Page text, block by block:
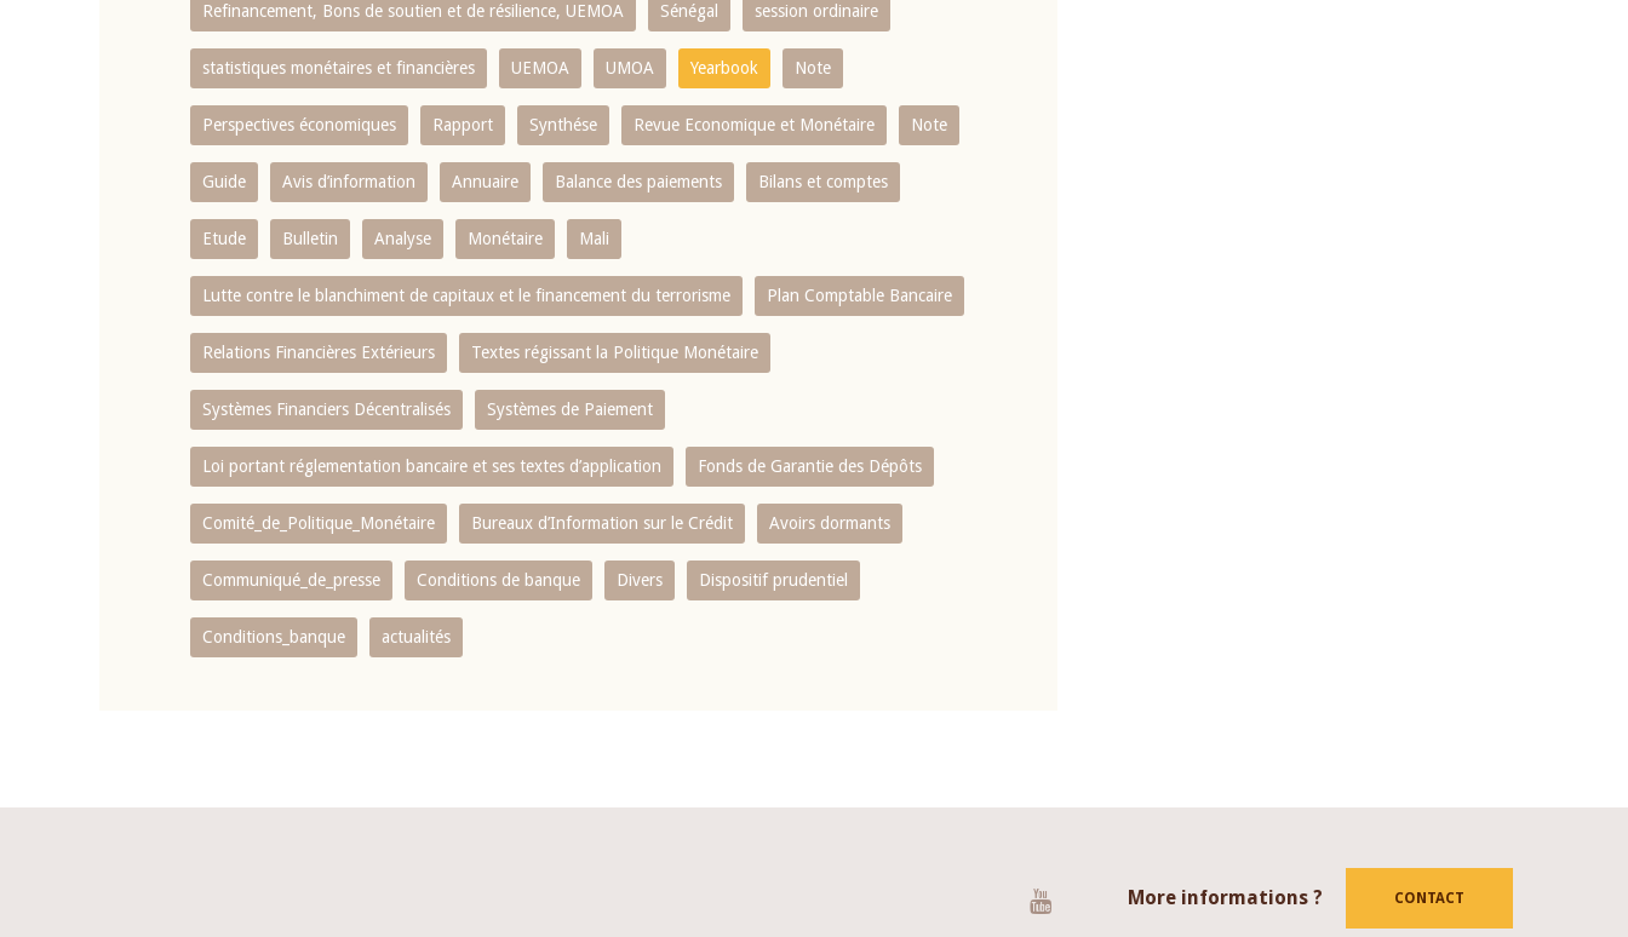
Refinancement, Bons de soutien et de résilience, UEMOA Sénégal session ordinaire
statistiques monétaires et financières UEMOA UMOA Yearbook Note
Perspectives économiques Rapport Synthése Revue Economique et Monétaire Note
Guide Avis d’information Annuaire Balance des paiements Bilans et comptes
Etude Bulletin Analyse Monétaire Mali
Lutte contre le blanchiment de capitaux et le financement du terrorisme Plan Comptable Bancaire
Relations Financières Extérieurs Textes régissant la Politique Monétaire
Systèmes Financiers Décentralisés Systèmes de Paiement
Loi portant réglementation bancaire et ses textes d’application Fonds de Garantie des Dépôts
Comité_de_Politique_Monétaire Bureaux d’Information sur le Crédit Avoirs dormants
Communiqué_de_presse Conditions de banque Divers Dispositif prudentiel
Conditions_banque actualités
More informations ? CONTACT